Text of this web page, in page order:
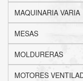
MAQUINARIA VARIA
MESAS
MOLDURERAS
MOTORES